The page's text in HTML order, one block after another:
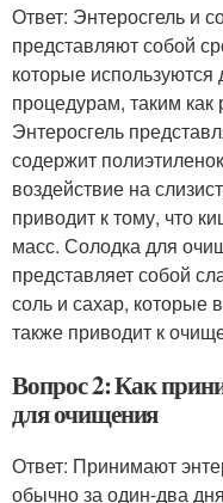
Ответ: Энтеросгель и
представляют собой
которые используются
процедурам, таким как
Энтеросгель
содержит
воздействие на
приводит к тому, что
масс. Солодка для
представляет собой
соль и сахар, которые
также приводит к
Вопрос 2: Как
для очищения
Ответ: Принимают
обычно за один-два